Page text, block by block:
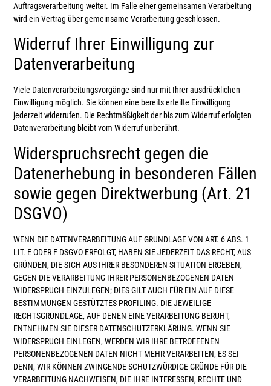
Auftragsverarbeitung weiter. Im Falle einer gemeinsamen Verarbeitung
wird ein Vertrag über gemeinsame Verarbeitung geschlossen.
Widerruf Ihrer Einwilligung zur
Datenverarbeitung
Viele Datenverarbeitungsvorgänge sind nur mit Ihrer ausdrücklichen
Einwilligung möglich. Sie können eine bereits erteilte Einwilligung
jederzeit widerrufen. Die Rechtmäßigkeit der bis zum Widerruf erfolgten
Datenverarbeitung bleibt vom Widerruf unberührt.
Widerspruchsrecht gegen die
Datenerhebung in besonderen Fällen
sowie gegen Direktwerbung (Art. 21
DSGVO)
WENN DIE DATENVERARBEITUNG AUF GRUNDLAGE VON ART. 6 ABS. 1
LIT. E ODER F DSGVO ERFOLGT, HABEN SIE JEDERZEIT DAS RECHT, AUS
GRÜNDEN, DIE SICH AUS IHRER BESONDEREN SITUATION ERGEBEN,
GEGEN DIE VERARBEITUNG IHRER PERSONENBEZOGENEN DATEN
WIDERSPRUCH EINZULEGEN; DIES GILT AUCH FÜR EIN AUF DIESE
BESTIMMUNGEN GESTÜTZTES PROFILING. DIE JEWEILIGE
RECHTSGRUNDLAGE, AUF DENEN EINE VERARBEITUNG BERUHT,
ENTNEHMEN SIE DIESER DATENSCHUTZERKLÄRUNG. WENN SIE
WIDERSPRUCH EINLEGEN, WERDEN WIR IHRE BETROFFENEN
PERSONENBEZOGENEN DATEN NICHT MEHR VERARBEITEN, ES SEI
DENN, WIR KÖNNEN ZWINGENDE SCHUTZWÜRDIGE GRÜNDE FÜR DIE
VERARBEITUNG NACHWEISEN, DIE IHRE INTERESSEN, RECHTE UND